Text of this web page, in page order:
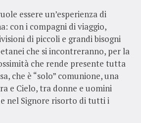
essere un’esperienza di
con i compagni di viaggio,
di piccoli e grandi bisogni
che si incontreranno, per la
che rende presente tutta
che è “solo” comunione, una
e Cielo, tra donne e uomini
nel Signore risorto di tutti i